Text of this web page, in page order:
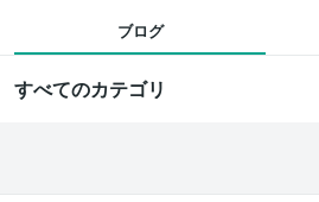
ブログ
すべてのカテゴリ